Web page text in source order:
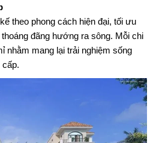
theo phong cách hiện đại, tối ưu
đãng hướng ra sông. Mỗi chi
nhằm mang lại trải nghiệm sống
cấp.